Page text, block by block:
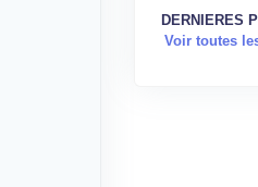
DERNIERES
Voir toutes